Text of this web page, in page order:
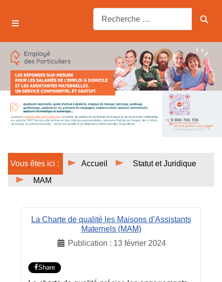
Vous êtes ici : Accueil
Statut et Juridique
MAM
La Charte de qualité les Maisons d’Assistants
Maternels (MAM)
Publication : 13 février 2024
Share